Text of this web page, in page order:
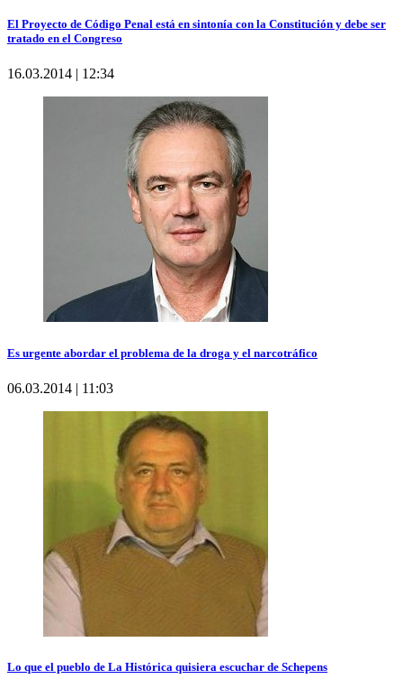
El Proyecto de Código Penal está en sintonía con la Constitución y debe ser
tratado en el Congreso
16.03.2014 | 12:34
Es urgente abordar el problema de la droga y el narcotráfico
06.03.2014 | 11:03
Lo que el pueblo de La Histórica quisiera escuchar de Schepens